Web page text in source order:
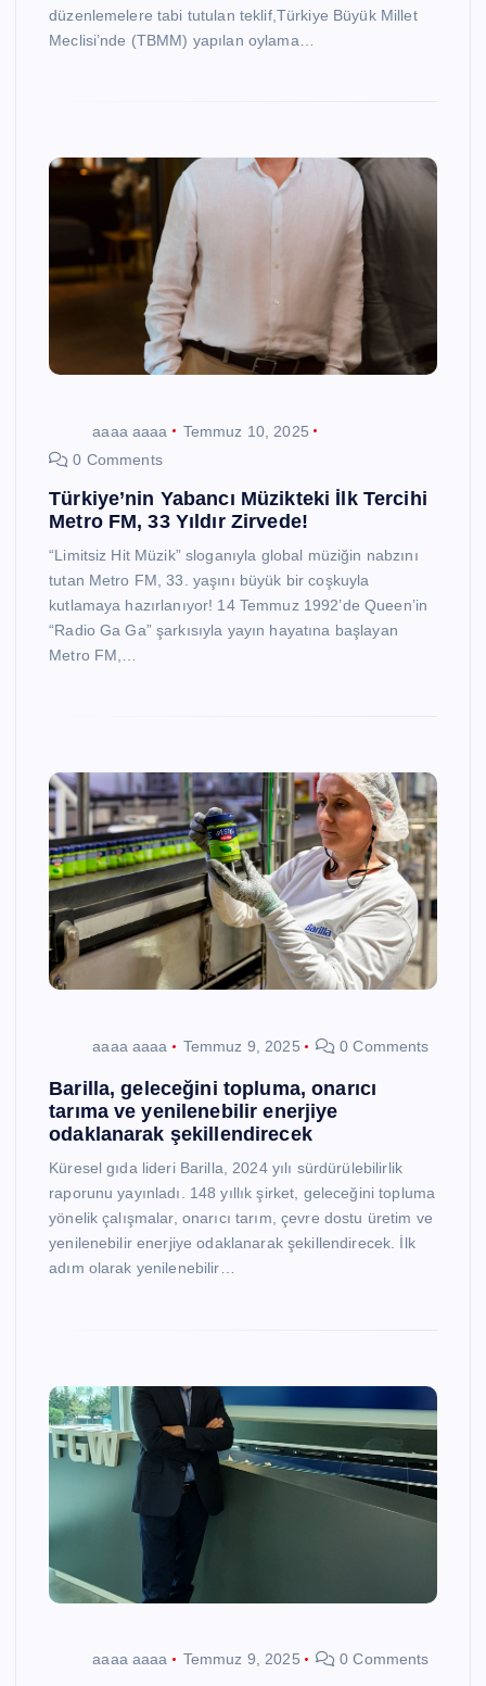
düzenlemelere tabi tutulan teklif,Türkiye Büyük Millet
Meclisi’nde (TBMM) yapılan oylama…
aaaa aaaa
Temmuz 10, 2025
0 Comments
Türkiye’nin Yabancı Müzikteki İlk Tercihi
Metro FM, 33 Yıldır Zirvede!
“Limitsiz Hit Müzik” sloganıyla global müziğin nabzını
tutan Metro FM, 33. yaşını büyük bir coşkuyla
kutlamaya hazırlanıyor! 14 Temmuz 1992’de Queen’in
“Radio Ga Ga” şarkısıyla yayın hayatına başlayan
Metro FM,…
aaaa aaaa Temmuz 9, 2025 0 Comments
Barilla, geleceğini topluma, onarıcı
tarıma ve yenilenebilir enerjiye
odaklanarak şekillendirecek
Küresel gıda lideri Barilla, 2024 yılı sürdürülebilirlik
raporunu yayınladı. 148 yıllık şirket, geleceğini topluma
yönelik çalışmalar, onarıcı tarım, çevre dostu üretim ve
yenilenebilir enerjiye odaklanarak şekillendirecek. İlk
adım olarak yenilenebilir…
aaaa aaaa Temmuz 9, 2025 0 Comments